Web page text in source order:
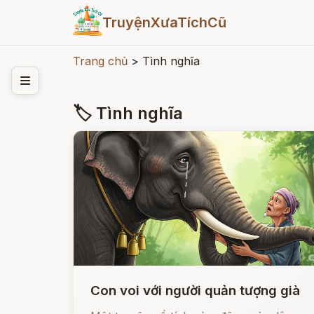
TruyệnXưaTíchCũ
Trang chủ > Tình nghĩa
🏷 Tình nghĩa
Con voi với người quản tượng già